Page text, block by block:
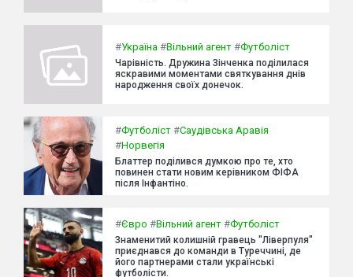
#Україна #Вільний агент #Футболіст
Чарівність. Дружина Зінченка поділилася
яскравими моментами святкування днів
народження своїх донечок.
#Футболіст #Саудівська Аравія
#Норвегія
Блаттер поділився думкою про те, хто
повинен стати новим керівником ФІФА
після Інфантіно.
#Євро #Вільний агент #Футболіст
Знаменитий колишній гравець "Ліверпуля"
приєднався до команди в Туреччині, де
його партнерами стали українські
футболісти.